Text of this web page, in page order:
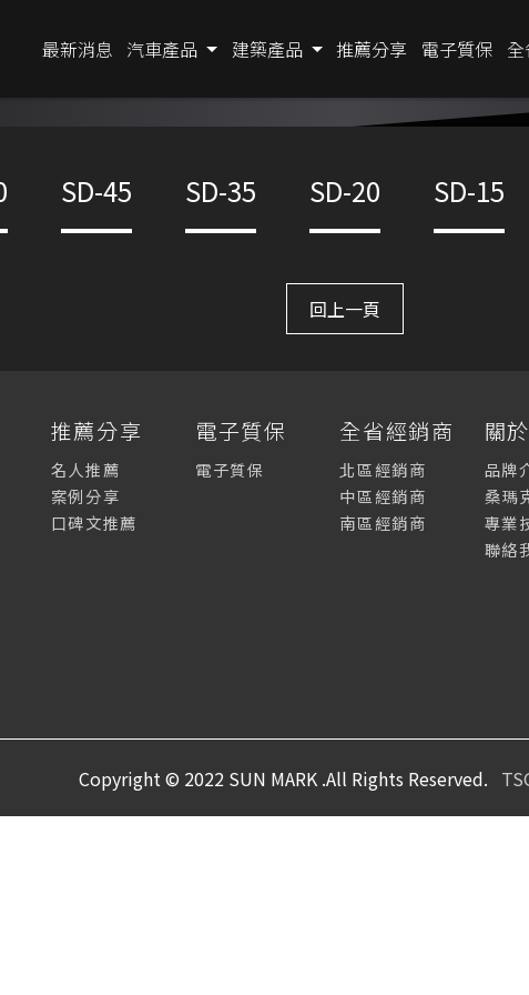
最新消息 汽車產品 建築產品 推薦分享 電子質保
SD-45 SD-35 SD-20 SD-15
回上一頁
推薦分享
名人推薦
案例分享
口碑文推薦
電子質保
電子質保
全省經銷商
北區經銷商
中區經銷商
南區經銷商
關
品牌
桑瑪
專業
聯絡
Copyright © 2022 SUN MARK .All Rights Reserved.